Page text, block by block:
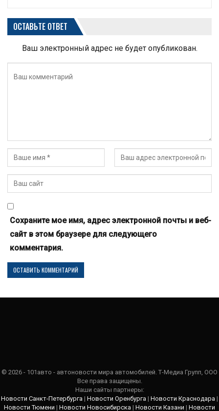
ОСТАВЬТЕ ОТВЕТ
Ваш электронный адрес не будет опубликован.
Сохраните мое имя, адрес электронной почты и веб-
сайт в этом браузере для следующего
комментария.
© 2026 - 101авто - автоновости мира автомобилей. Т-Медиа Групп, ООО
Все права защищены.
Наши сайты партнеры:
Новости Санкт-Петербурга | Новости Оренбурга | Новости Краснодара |
Новости Тюмени | Новости Новосибирска | Новости Казани | Новости